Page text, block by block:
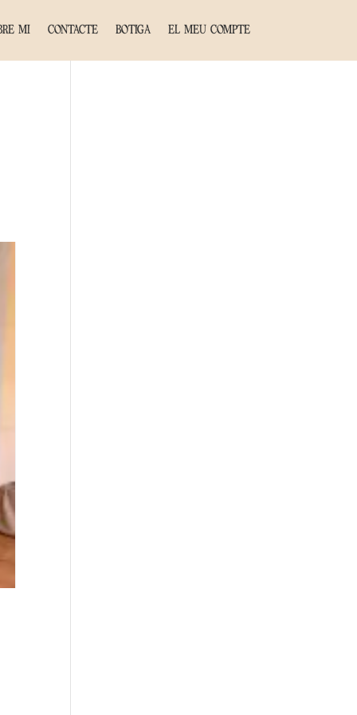
MI CONTACTE BOTIGA EL MEU COMPTE